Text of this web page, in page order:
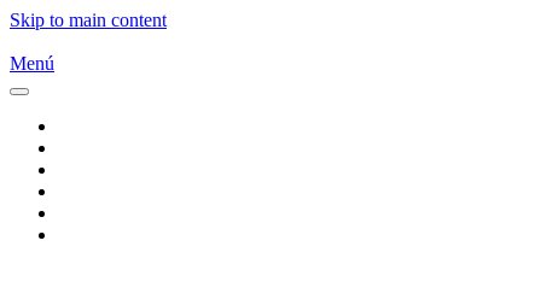
Skip to main content
Menú